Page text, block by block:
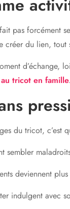
pas forcément
créer du lien, tout
d’échange,
tricot en famille
du tricot, c’est
sembler
deviennent
indulgent avec